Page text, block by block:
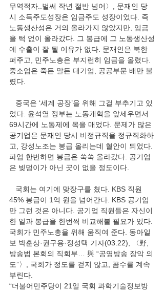
무역적자..벌써 작년 절반 넘어〉, 문재인 당
시 소득주도성장은 임금주도 성장이었다. 즉
노동생산성은 거의 올라가지 않았지만, 임금
을 턱 없이 올라갔다. 그 봉급에 그 노동생산성
에 수출이 잘 될 이유가 없다. 문재인은 북한
퍼주고, 민주노총은 부지런히 임금을 올렸다.
중소업은 죽든 말든 대기업, 공공부문 배만 불
렸다.
었다. 윤석열 정부는 노동개혁을 앞세우면서
69시간에 노동제에 목을 매었다. 문제가 많은
공기업은 문재인 당시 비정규직을 정규직화하
고, 강성노조는 봉급 올리는데 혈안이 되었다.
파업 한번하면 봉급은 쑥쑥 올라갔다. 공기업
은 빚덩이가 아닌 곳이 없을 정도이다.
45% 봉급이 1억 원을 넘어간다. KBS 공기업
만 그런 것은 아니다. 공기업 직원들은 자신이
한 일과 봉급을 한번씩 비교해볼 필요가 있다.
국회가 민주노총을 위해 움직여 준다. 동아일
보 박훈상·권구용·정성택 기자(03.22), 〈野,
방송법 본회의 직회부… 與 “공영방송 장악 의
도”〉, 국회가 정도를 걷지 않고, 꼼수를 계속
부린다.
“더불어민주당이 21일 국회 과학기술정보방